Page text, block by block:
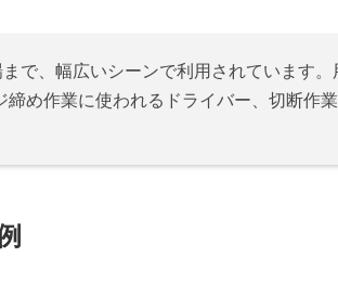
で、幅広いシーンで利用されています
め作業に使われるドライバー、切断作